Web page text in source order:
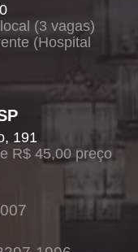
(3 vagas)
(Hospital
191
R$ 45,00 preço